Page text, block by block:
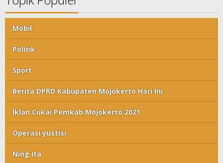
Mobil
Politik
Sport
Berita DPRD Kabupaten Mojokerto Hari Ini
Iklan Cukai Pemkab Mojokerto 2021
Operasi yustisi
Ning Ita